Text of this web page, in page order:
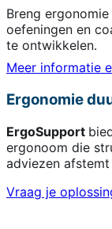
Breng
oefeningen en
te ontwikkelen.
Meer informatie
Ergonomie
ErgoSupport
ergonoom die
adviezen
Vraag je